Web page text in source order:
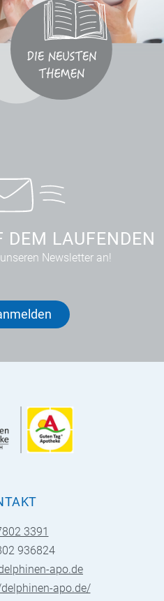
DEM LAUFENDEN
Newsletter an!
3391
936824
apo.de
apo.de/